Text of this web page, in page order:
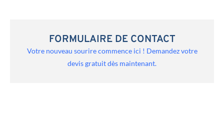
FORMULAIRE DE CONTACT
Votre nouveau sourire commence ici ! Demandez votre
devis gratuit dès maintenant.